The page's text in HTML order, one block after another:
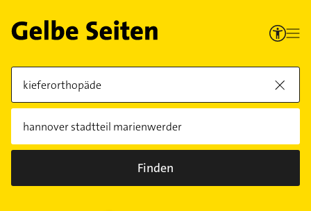
Finden